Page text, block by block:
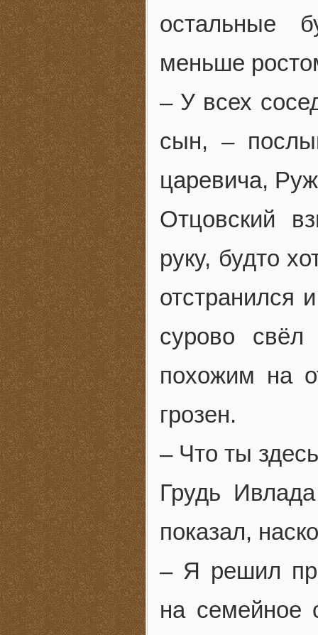
остальные
меньше
– У всех
сын, –
царевича,
Отцовский
руку, будто
отстранился
сурово
похожим на
грозен.
– Что ты
Грудь
показал,
– Я решил
на семейное